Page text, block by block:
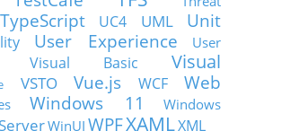
TypeScript UC4 UML
Unit
User Experience
User
Visual Basic
Visual
VSTO Vue.js WCF
Web
Windows 11
Windows
WinUI WPFXAMLXML